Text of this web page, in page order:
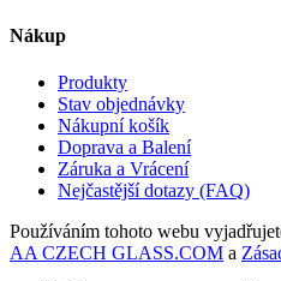
Nákup
Produkty
Stav objednávky
Nákupní košík
Doprava a Balení
Záruka a Vrácení
Nejčastější dotazy (FAQ)
Používáním tohoto webu
AA CZECH GLASS.COM a